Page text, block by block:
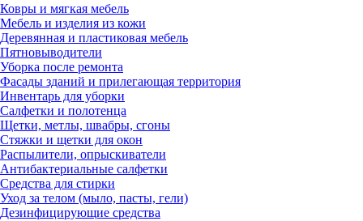
Ковры и мягкая мебель
Мебель и изделия из кожи
Деревянная и пластиковая мебель
Пятновыводители
Уборка после ремонта
Фасады зданий и прилегающая территория
Инвентарь для уборки
Салфетки и полотенца
Щетки, метлы, швабры, сгоны
Стяжки и щетки для окон
Распылители, опрыскиватели
Антибактериальные салфетки
Средства для стирки
Уход за телом (мыло, пасты, гели)
Дезинфицирующие средства